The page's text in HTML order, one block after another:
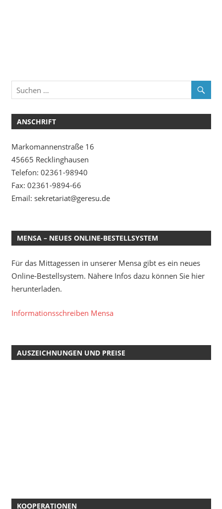
ANSCHRIFT
Markomannenstraße 16
45665 Recklinghausen
Telefon: 02361-98940
Fax: 02361-9894-66
Email: sekretariat@geresu.de
MENSA – NEUES ONLINE-BESTELLSYSTEM
Für das Mittagessen in unserer Mensa gibt es ein neues
Online-Bestellsystem. Nähere Infos dazu können Sie hier
herunterladen.
Informationsschreiben Mensa
AUSZEICHNUNGEN UND PREISE
KOOPERATIONEN